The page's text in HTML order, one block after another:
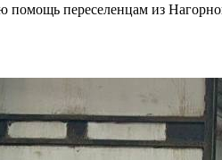
помощь переселенцам из